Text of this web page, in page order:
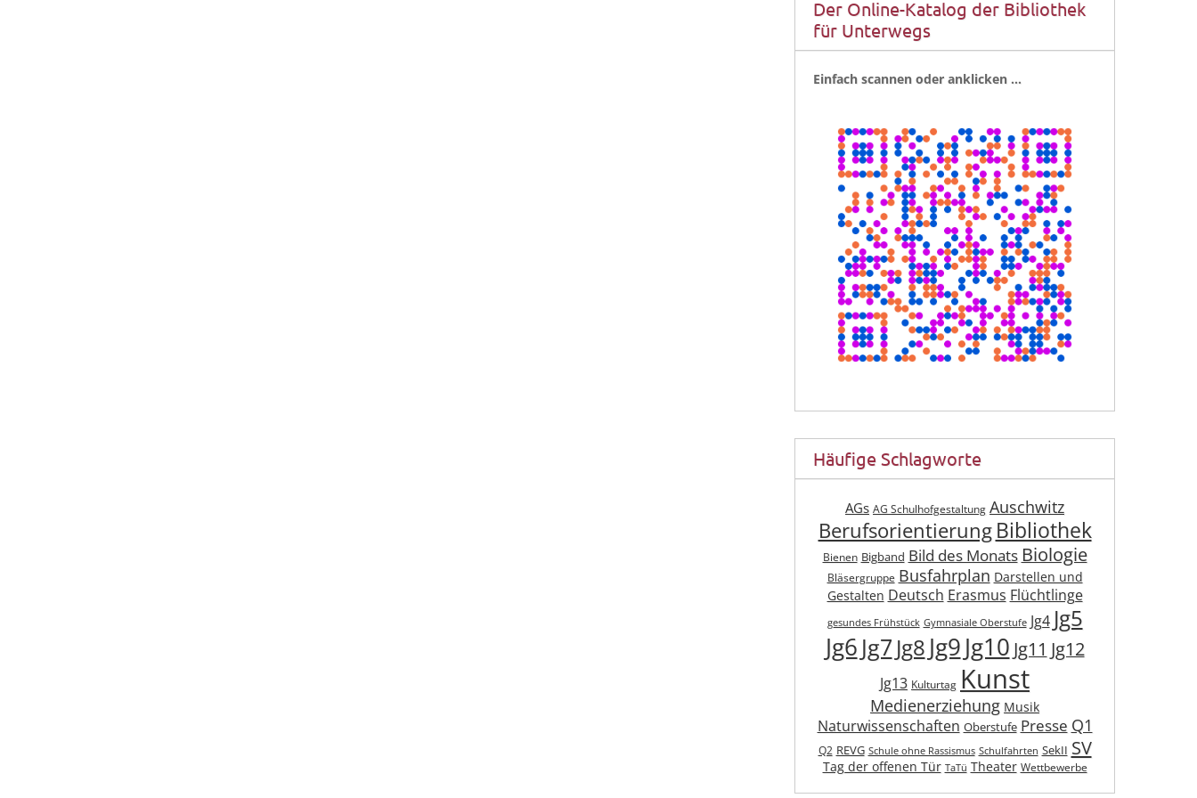
Der Online-Katalog der Bibliothek
für Unterwegs
Ein­fach scan­nen oder anklicken …
Häufige Schlagworte
AGs AG Schulhofgestaltung Auschwitz
Berufsorientierung Bibliothek
Bienen Bigband Bild des Monats Biologie
Bläsergruppe Busfahrplan Darstellen und
Gestalten Deutsch Erasmus Flüchtlinge
gesundes Frühstück Gymnasiale Oberstufe Jg4 Jg5
Jg6 Jg7 Jg8 Jg9Jg10 Jg11 Jg12
Jg13 Kulturtag Kunst
Medienerziehung Musik
Naturwissenschaften Oberstufe Presse Q1
Q2 REVG Schule ohne Rassismus Schulfahrten SekII SV
Tag der offenen Tür TaTü Theater Wettbewerbe